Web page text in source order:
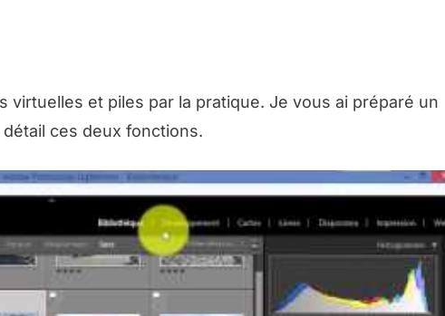
virtuelles et piles par la pratique. Je vous ai préparé un
ces deux fonctions.